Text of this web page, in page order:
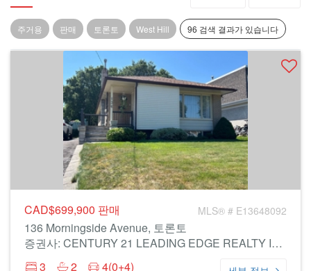
주거용 판매 토론토 West Hill 96 검색 결과가 있습니다
CAD$699,900 판매 MLS® # E13648092
136 Morningside Avenue, 토론토
증권사: CENTURY 21 LEADING EDGE REALTY INC.
3
2 4(0+4)